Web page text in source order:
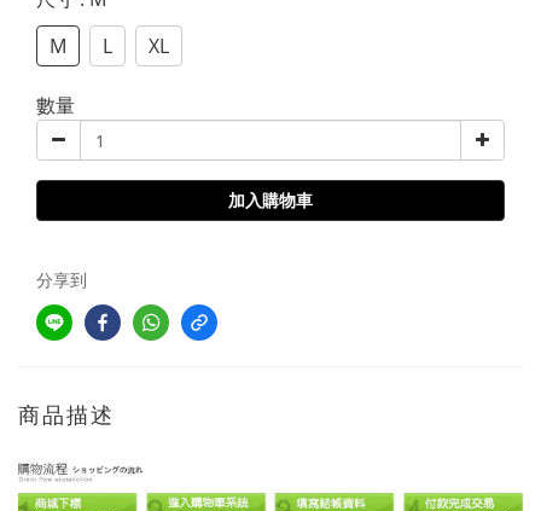
M
L XL
數量
加入購物車
分享到
商品描述